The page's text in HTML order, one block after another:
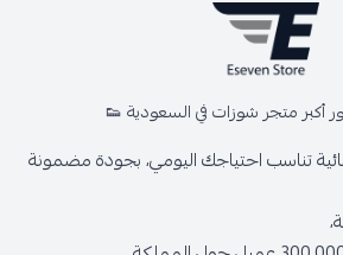
متجر شوزات في السعودية 👟
تناسب احتياجك اليومي، بجودة مضمونة